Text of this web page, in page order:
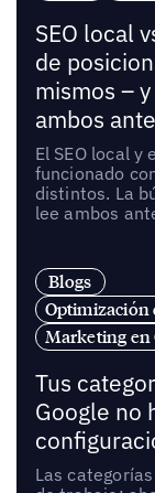
SEO local
de
mismos –
ambos
El SEO local y
funcionado
distintos. La
lee ambos
Blogs
Optimización
Marketing en
Tus
Google no
Las